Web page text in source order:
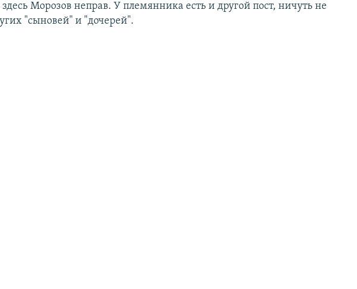
Морозов неправ. У племянника есть и другой пост, ничуть не
"сыновей" и "дочерей".